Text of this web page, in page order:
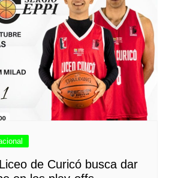
de Curicó busca dar